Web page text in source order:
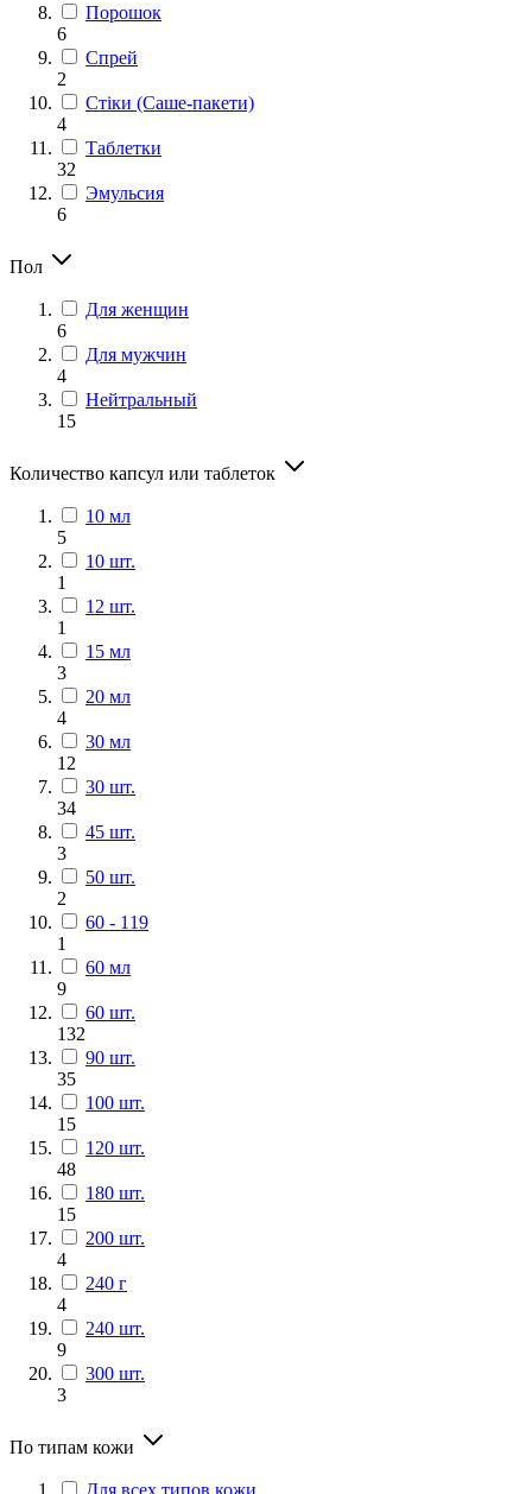
Порошок
6
Спрей
2
Стіки (Саше-пакети)
4
Таблетки
32
Эмульсия
6
Пол
Для женщин
6
Для мужчин
4
Нейтральный
15
Количество капсул или таблеток
10 мл
5
10 шт.
1
12 шт.
1
15 мл
3
20 мл
4
30 мл
12
30 шт.
34
45 шт.
3
50 шт.
2
60 - 119
1
60 мл
9
60 шт.
132
90 шт.
35
100 шт.
15
120 шт.
48
180 шт.
15
200 шт.
4
240 г
4
240 шт.
9
300 шт.
3
По типам кожи
Для всех типов кожи